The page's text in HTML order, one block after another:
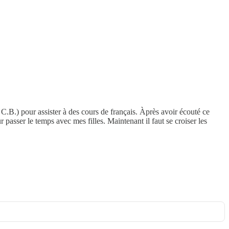
pour assister à des cours de français. Àprès avoir écouté ce
le temps avec mes filles. Maintenant il faut se croiser les